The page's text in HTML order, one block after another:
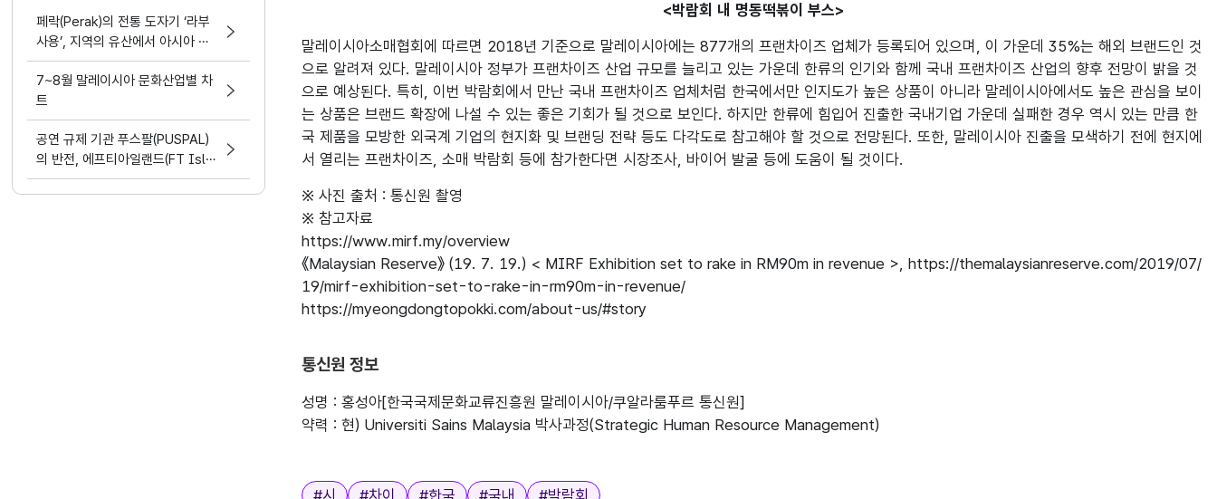
페락(Perak)의 전통 도자기 ‘라부
사용’, 지역의 유산에서 아시아 문
화 교류의 가능성으로
7~8월 말레이시아 문화산업별 차
트
공연 규제 기관 푸스팔(PUSPAL)
의 반전, 에프티아일랜드(FT Isla
nd) 무대에 함께 호응해 화제
<박람회 내 명동떡볶이 부스>
말레이시아소매협회에 따르면 2018년 기준으로 말레이시아에는 877개의 프랜차이즈 업체가 등록되어 있으며, 이 가운데 35%는 해외 브랜드인 것
으로 알려져 있다. 말레이시아 정부가 프랜차이즈 산업 규모를 늘리고 있는 가운데 한류의 인기와 함께 국내 프랜차이즈 산업의 향후 전망이 밝을 것
으로 예상된다. 특히, 이번 박람회에서 만난 국내 프랜차이즈 업체처럼 한국에서만 인지도가 높은 상품이 아니라 말레이시아에서도 높은 관심을 보이
는 상품은 브랜드 확장에 나설 수 있는 좋은 기회가 될 것으로 보인다. 하지만 한류에 힘입어 진출한 국내기업 가운데 실패한 경우 역시 있는 만큼 한
국 제품을 모방한 외국계 기업의 현지화 및 브랜딩 전략 등도 다각도로 참고해야 할 것으로 전망된다. 또한, 말레이시아 진출을 모색하기 전에 현지에
서 열리는 프랜차이즈, 소매 박람회 등에 참가한다면 시장조사, 바이어 발굴 등에 도움이 될 것이다.
※ 사진 출처 : 통신원 촬영
※ 참고자료
https://www.mirf.my/overview
《Malaysian Reserve》 (19. 7. 19.) < MIRF Exhibition set to rake in RM90m in revenue >, https://themalaysianreserve.com/2019/07/
19/mirf-exhibition-set-to-rake-in-rm90m-in-revenue/
https://myeongdongtopokki.com/about-us/#story
통신원 정보
성명 : 홍성아[한국국제문화교류진흥원 말레이시아/쿠알라룸푸르 통신원]
약력 : 현) Universiti Sains Malaysia 박사과정(Strategic Human Resource Management)
태그
#시 #차이 #한국 #국내 #박람회